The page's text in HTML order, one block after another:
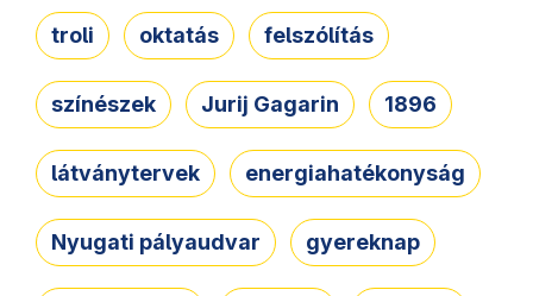
troli oktatás felszólítás
színészek Jurij Gagarin 1896
látványtervek energiahatékonyság
Nyugati pályaudvar gyereknap